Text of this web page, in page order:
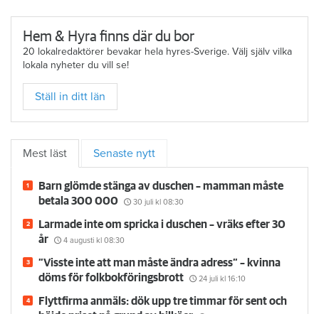
Hem & Hyra finns där du bor
20 lokalredaktörer bevakar hela hyres-Sverige. Välj själv vilka
lokala nyheter du vill se!
Ställ in ditt län
Mest läst Senaste nytt
Barn glömde stänga av duschen – mamman måste
betala 300 000
30 juli kl 08:30
Larmade inte om spricka i duschen – vräks efter 30
år
4 augusti kl 08:30
”Visste inte att man måste ändra adress” – kvinna
döms för folkbokföringsbrott
24 juli kl 16:10
Flyttfirma anmäls: dök upp tre timmar för sent och